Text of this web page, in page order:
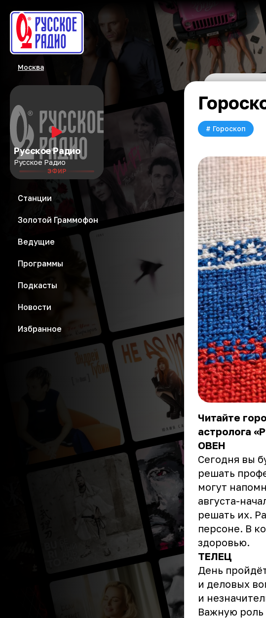
Москва
Русское Радио
Русское Радио
ЭФИР
Станции
Золотой Граммофон
Ведущие
Программы
Подкасты
Новости
Избранное
# Гороскоп
Читайте
астролога
ОВЕН
Сегодня вы
решать
могут
августа-
решать их.
персоне. В
здоровью.
ТЕЛЕЦ
День
и деловых
и
Важную роль